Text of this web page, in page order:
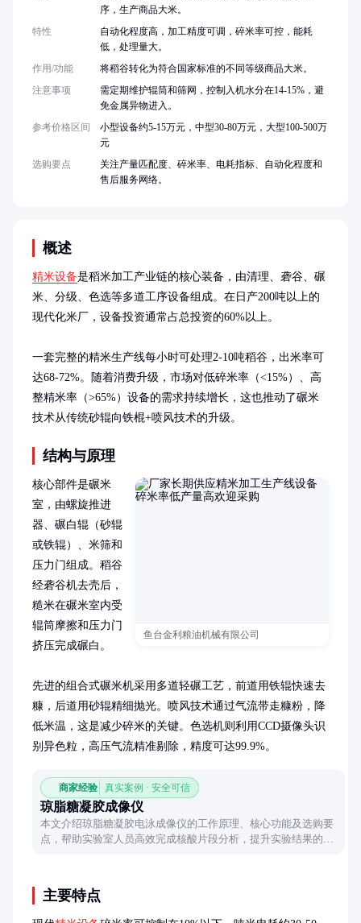
概述
精米设备是稻米加工产业链的核心装备，由清理、砻谷、碾
米、分级、色选等多道工序设备组成。在日产200吨以上的
现代化米厂，设备投资通常占总投资的60%以上。
一套完整的精米生产线每小时可处理2-10吨稻谷，出米率可
达68-72%。随着消费升级，市场对低碎米率（<15%）、高
整精米率（>65%）设备的需求持续增长，这也推动了碾米
技术从传统砂辊向铁棍+喷风技术的升级。
结构与原理
鱼台金利粮油机械有限公司
核心部件是碾米
室，由螺旋推进
器、碾白辊（砂辊
或铁辊）、米筛和
压力门组成。稻谷
经砻谷机去壳后，
糙米在碾米室内受
辊筒摩擦和压力门
挤压完成碾白。
先进的组合式碾米机采用多道轻碾工艺，前道用铁辊快速去
糠，后道用砂辊精细抛光。喷风技术通过气流带走糠粉，降
低米温，这是减少碎米的关键。色选机则利用CCD摄像头识
别异色粒，高压气流精准剔除，精度可达99.9%。
商家经验 真实案例 · 安全可信
琼脂糖凝胶成像仪
本文介绍琼脂糖凝胶电泳成像仪的工作原理、核心功能及选购要
点，帮助实验室人员高效完成核酸片段分析，提升实验结果的准
主要特点
序，生产商品大米。
特性
自动化程度高，加工精度可调，碎米率可控，能耗
低，处理量大。
作用/功能
将稻谷转化为符合国家标准的不同等级商品大米。
注意事项
需定期维护辊筒和筛网，控制入机水分在14-15%，避
免金属异物进入。
参考价格区间
小型设备约5-15万元，中型30-80万元，大型100-500万
元
选购要点
关注产量匹配度、碎米率、电耗指标、自动化程度和
售后服务网络。